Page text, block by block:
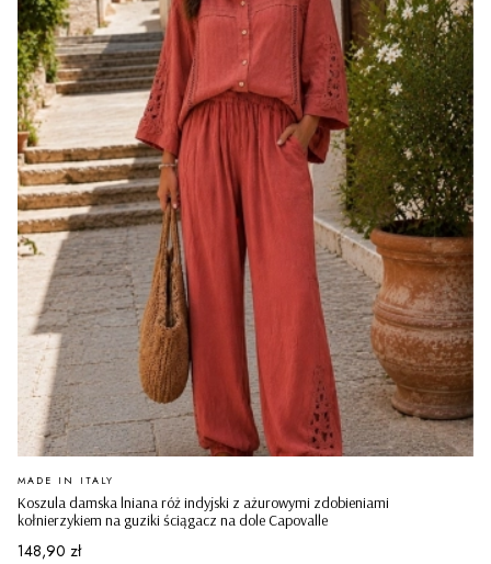
Koszula damska lniana róż indyjski z ażurowymi zdobieniami
kołnierzykiem na guziki ściągacz na dole Capovalle
PRODUCENT
MADE IN ITALY
Cena
148,90 zł